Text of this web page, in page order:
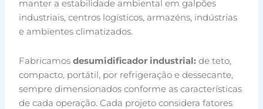
manter a estabilidade ambiental em galpões
industriais, centros logísticos, armazéns, indústrias
e ambientes climatizados.
Fabricamosdesumidificador industrial:de teto,
compacto, portátil, por refrigeração e dessecante,
sempre dimensionados conforme as características
de cada operação. Cada projeto considera fatores